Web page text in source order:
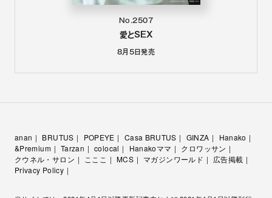
No.2507
愛とSEX
8月5日発売
anan BRUTUS POPEYE Casa BRUTUS GINZA
Hanako
&Premium
Tarzan colocal Hanakoママ
クロワッサン
クウネル・サロン
こここ MCS マガジンワールド
広告掲載
Privacy Policy